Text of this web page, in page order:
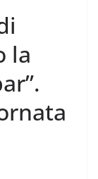
la